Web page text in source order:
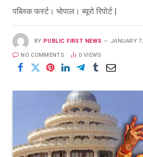
पब्लिक फर्स्ट। भोपाल। ब्यूरो रिपोर्ट |
BY PUBLIC FIRST NEWS JANUARY
NO COMMENTS 0 VIEWS